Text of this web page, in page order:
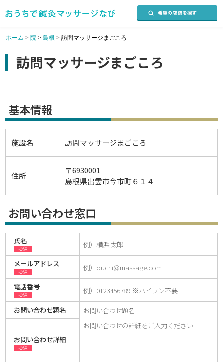
ホーム > 院> 島根 > 訪問マッサージまごころ
訪問マッサージまごころ
基本情報
施設名 訪問マッサージまごころ
住所
〒6930001
島根県出雲市今市町６１４
お問い合わせ窓口
氏名
必須
メールアドレス
必須
電話番号
必須
お問い合わせ題名
お問い合わせ詳細
必須